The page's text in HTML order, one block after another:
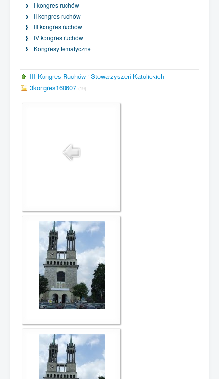
I kongres ruchów
II kongres ruchów
III kongres ruchów
IV kongres ruchów
Kongresy tematyczne
III Kongres Ruchów i Stowarzyszeń Katolickich
3kongres160607 (19)